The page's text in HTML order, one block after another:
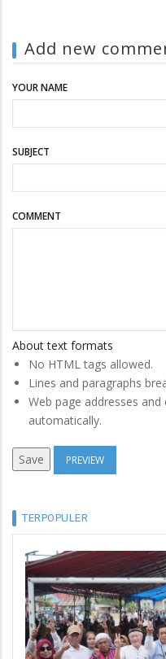
Add new
YOUR NAME
SUBJECT
COMMENT
About text formats
No HTML tags allowed.
Lines and paragraphs
Web page addresses
automatically.
TERPOPULER